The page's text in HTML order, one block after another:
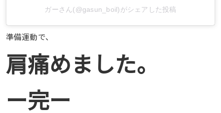
ガーさん(@gasun_boil)がシェアした投稿
準備運動で、
肩痛めました。
ー完ー